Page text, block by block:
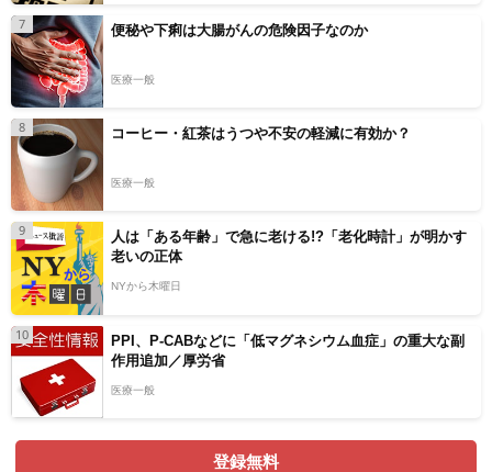
7 便秘や下痢は大腸がんの危険因子なのか
医療一般
8 コーヒー・紅茶はうつや不安の軽減に有効か？
医療一般
9
人は「ある年齢」で急に老ける!?「老化時計」が明かす
老いの正体
NYから木曜日
10
PPI、P-CABなどに「低マグネシウム血症」の重大な副
作用追加／厚労省
医療一般
登録無料